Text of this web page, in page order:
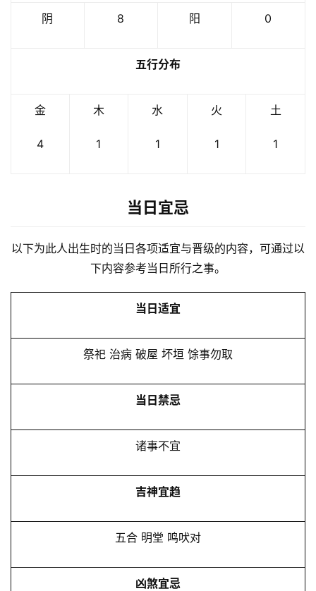
阴 8 阳 0
五行分布
金
4
木
1
水
1
火
1
土
1
当日宜忌
以下为此人出生时的当日各项适宜与晋级的内容，可通过以
下内容参考当日所行之事。
当日适宜
祭祀 治病 破屋 坏垣 馀事勿取
当日禁忌
诸事不宜
吉神宜趋
五合 明堂 鸣吠对
凶煞宜忌